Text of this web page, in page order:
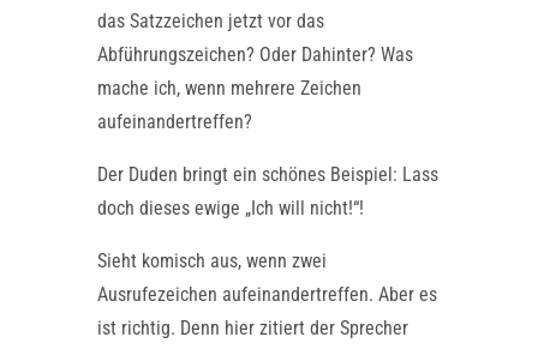
das Satzzeichen jetzt vor das
Abführungszeichen? Oder Dahinter? Was
mache ich, wenn mehrere Zeichen
aufeinandertreffen?
Der Duden bringt ein schönes Beispiel: Lass
doch dieses ewige „Ich will nicht!“!
Sieht komisch aus, wenn zwei
Ausrufezeichen aufeinandertreffen. Aber es
ist richtig. Denn hier zitiert der Sprecher